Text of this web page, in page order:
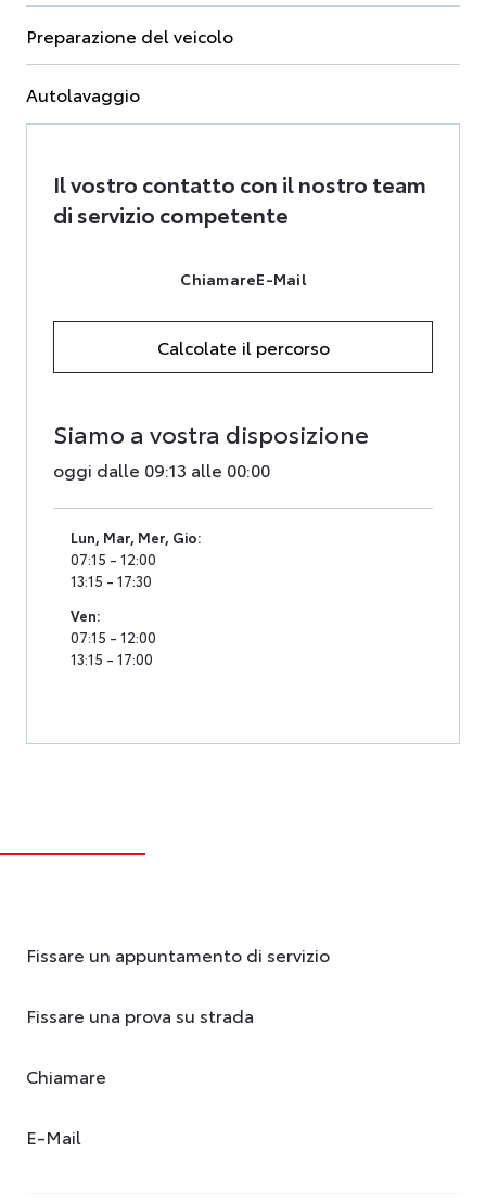
Preparazione del veicolo
Autolavaggio
Il vostro contatto con il nostro team
di servizio competente
ChiamareE-Mail
Calcolate il percorso
Siamo a vostra disposizione
oggi dalle 09:13 alle 00:00
Lun, Mar, Mer, Gio:
07:15 - 12:00
13:15 - 17:30
Ven:
07:15 - 12:00
13:15 - 17:00
Fissare un appuntamento di servizio
Fissare una prova su strada
Chiamare
E-Mail